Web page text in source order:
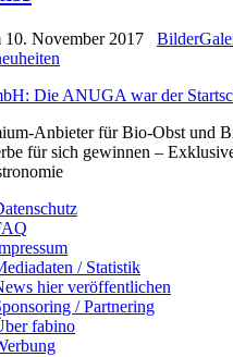
10. November 2017
Anbieter für Bio-Obst und
für sich gewinnen –
/ Statistik
hier veröffentlichen
/ Partnering
fabino